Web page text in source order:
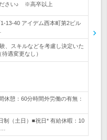
ださい♪ ※高卒以上
13-40 アイデム西本町第2ビル
、スキルなどを考慮し決定いた
遇変更なし）
休憩：60分時間外労働の有無：
制（土日）■祝日* 有給休暇：10